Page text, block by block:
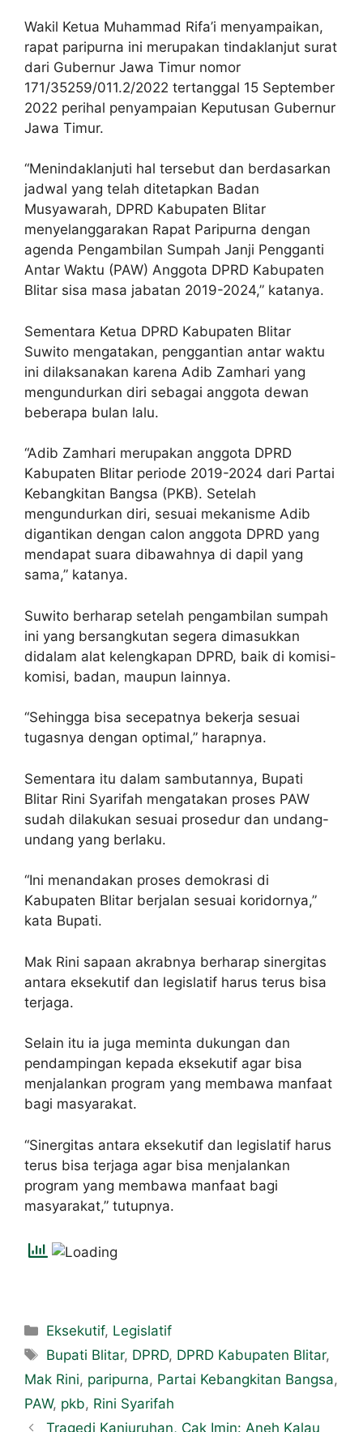
Wakil Ketua Muhammad Rifa’i menyampaikan,
rapat paripurna ini merupakan tindaklanjut surat
dari Gubernur Jawa Timur nomor
171/35259/011.2/2022 tertanggal 15 September
2022 perihal penyampaian Keputusan Gubernur
Jawa Timur.
“Menindaklanjuti hal tersebut dan berdasarkan
jadwal yang telah ditetapkan Badan
Musyawarah, DPRD Kabupaten Blitar
menyelanggarakan Rapat Paripurna dengan
agenda Pengambilan Sumpah Janji Pengganti
Antar Waktu (PAW) Anggota DPRD Kabupaten
Blitar sisa masa jabatan 2019-2024,” katanya.
Sementara Ketua DPRD Kabupaten Blitar
Suwito mengatakan, penggantian antar waktu
ini dilaksanakan karena Adib Zamhari yang
mengundurkan diri sebagai anggota dewan
beberapa bulan lalu.
“Adib Zamhari merupakan anggota DPRD
Kabupaten Blitar periode 2019-2024 dari Partai
Kebangkitan Bangsa (PKB). Setelah
mengundurkan diri, sesuai mekanisme Adib
digantikan dengan calon anggota DPRD yang
mendapat suara dibawahnya di dapil yang
sama,” katanya.
Suwito berharap setelah pengambilan sumpah
ini yang bersangkutan segera dimasukkan
didalam alat kelengkapan DPRD, baik di komisi-
komisi, badan, maupun lainnya.
“Sehingga bisa secepatnya bekerja sesuai
tugasnya dengan optimal,” harapnya.
Sementara itu dalam sambutannya, Bupati
Blitar Rini Syarifah mengatakan proses PAW
sudah dilakukan sesuai prosedur dan undang-
undang yang berlaku.
“Ini menandakan proses demokrasi di
Kabupaten Blitar berjalan sesuai koridornya,”
kata Bupati.
Mak Rini sapaan akrabnya berharap sinergitas
antara eksekutif dan legislatif harus terus bisa
terjaga.
Selain itu ia juga meminta dukungan dan
pendampingan kepada eksekutif agar bisa
menjalankan program yang membawa manfaat
bagi masyarakat.
“Sinergitas antara eksekutif dan legislatif harus
terus bisa terjaga agar bisa menjalankan
program yang membawa manfaat bagi
masyarakat,” tutupnya.
Eksekutif, Legislatif
Bupati Blitar, DPRD, DPRD Kabupaten Blitar,
Mak Rini, paripurna, Partai Kebangkitan Bangsa,
PAW, pkb, Rini Syarifah
Tragedi Kanjuruhan, Cak Imin: Aneh Kalau